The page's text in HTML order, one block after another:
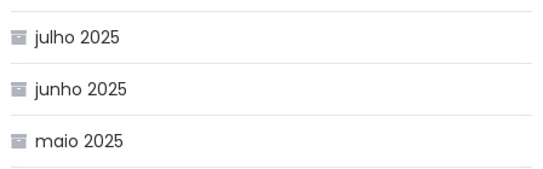
julho 2025
junho 2025
maio 2025